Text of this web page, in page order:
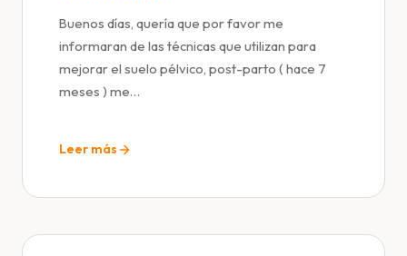
Buenos días, quería que por favor me
informaran de las técnicas que utilizan para
mejorar el suelo pélvico, post-parto ( hace 7
meses ) me…
Leer más